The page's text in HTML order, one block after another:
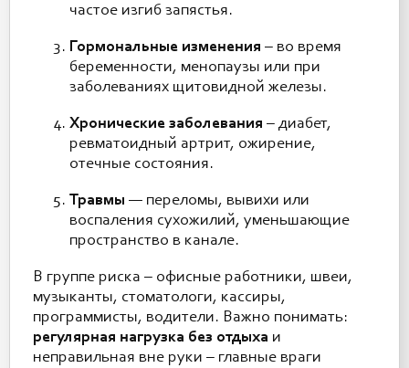
частое изгиб запястья.
Гормональные изменения – во время
беременности, менопаузы или при
заболеваниях щитовидной железы.
Хронические заболевания – диабет,
ревматоидный артрит, ожирение,
отечные состояния.
Травмы — переломы, вывихи или
воспаления сухожилий, уменьшающие
пространство в канале.
В группе риска – офисные работники, швеи,
музыканты, стоматологи, кассиры,
программисты, водители. Важно понимать:
регулярная нагрузка без отдыха и
неправильная вне руки – главные враги